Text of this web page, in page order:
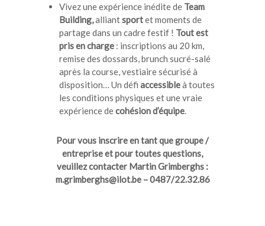
Vivez une expérience inédite de Team
Building,alliantsportet moments de
partage dans un cadre festif ! Tout est
pris en charge : inscriptions au 20 km,
remise des dossards, brunch sucré-salé
après la course, vestiaire sécurisé à
disposition… Un défi accessibleà toutes
les conditions physiques et une vraie
expérience decohésion d’équipe.
Pour vous inscrire en tant que groupe /
entreprise et pour toutes questions,
veuillez contacter Martin Grimberghs :
m.grimberghs@ilot.be – 0487/22.32.86